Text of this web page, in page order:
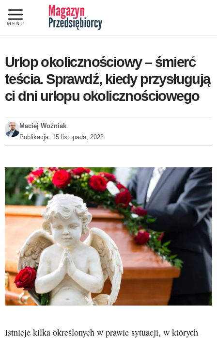
Przejdź
do
treści
MENU
Urlop okolicznościowy – śmierć
teścia. Sprawdź, kiedy przysługują
ci dni urlopu okolicznościowego
Maciej Woźniak
Publikacja: 15 listopada, 2022
Istnieje kilka określonych w prawie sytuacji, w których